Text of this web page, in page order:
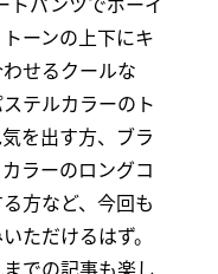
ーンの上下にキ
せるクールな
テルカラーのト
を出す方、ブラ
ラーのロングコ
方など、今回も
ただけるはず。